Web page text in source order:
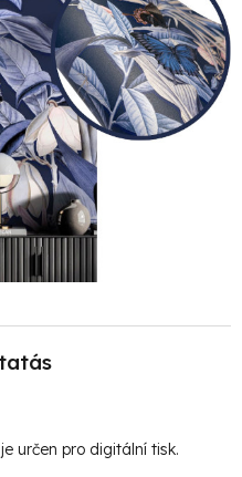
určen pro digitální tisk.